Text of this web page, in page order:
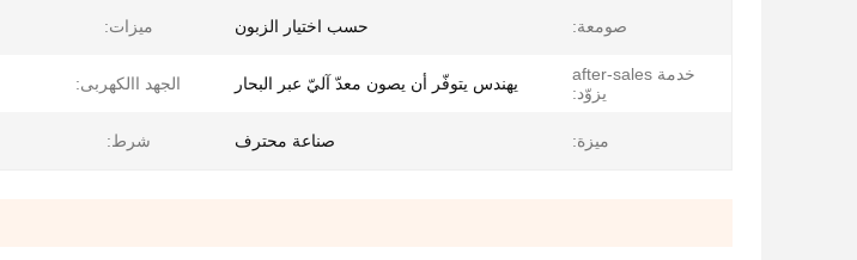
صومعة: حسب اختيار الزبون ميزات:
خدمة after-sales
يزوّد:
يهندس يتوفّر أن يصون معدّ آليّ عبر البحار الجهد االكهربى:
ميزة: صناعة محترف شرط: